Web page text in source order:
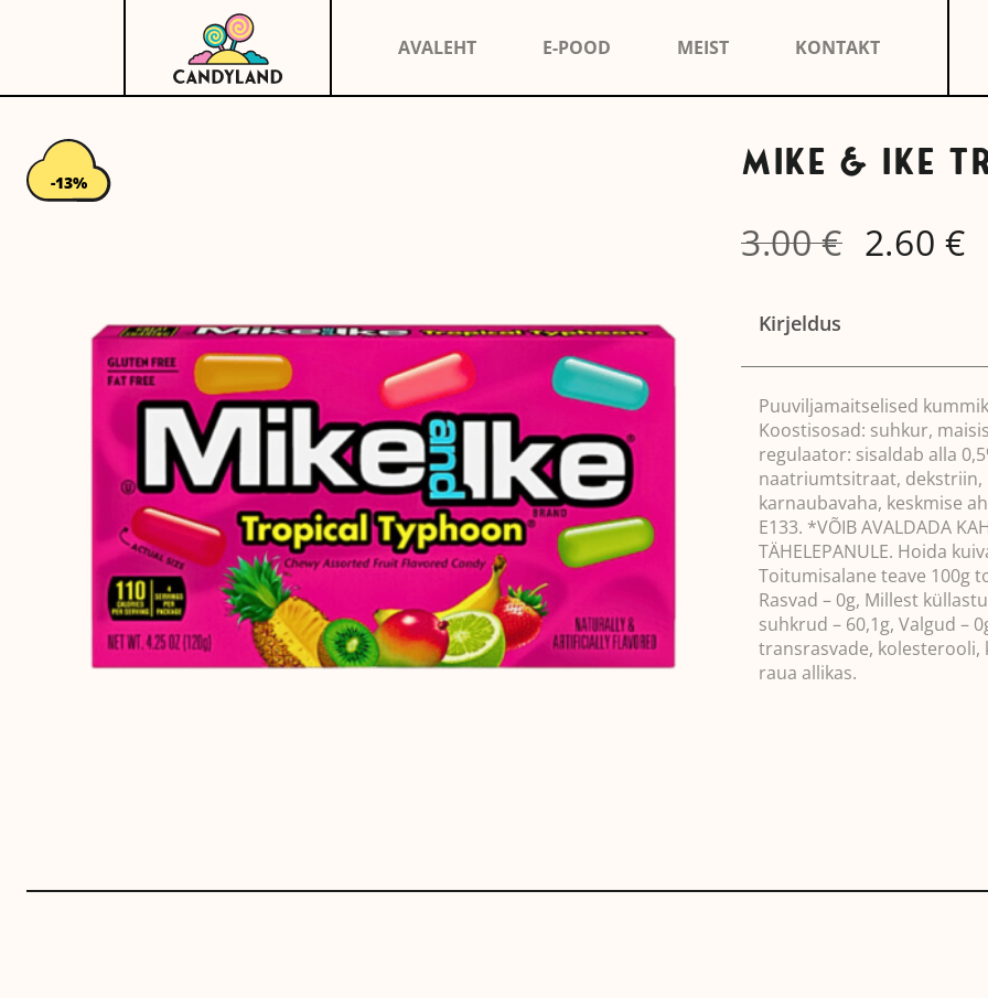
AVALEHT E-POOD MEIST KONTAKT
-13% MIKE & IKE
3.00€
Algne
hind
2.60€
Kirjeldus
Puuviljamaitselised
Koostisosad: suhkur,
regulaator: sisaldab alla
naatriumtsitraat, dekstriin,
karnaubavaha, keskmise
E133. *VÕIB AVALDADA
TÄHELEPANULE. Hoida
Toitumisalane teave 100g
Rasvad – 0g, Millest
suhkrud – 60,1g, Valgud –
transrasvade,
raua allikas.